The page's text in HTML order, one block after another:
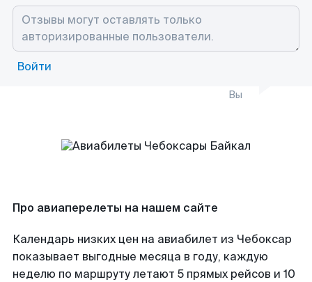
Войти
Вы
Про авиаперелеты на нашем сайте
Календарь низких цен на авиабилет из Чебоксар
показывает выгодные месяца в году, каждую
неделю по маршруту летают 5 прямых рейсов и 10